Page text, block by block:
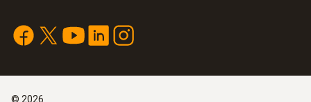
© 2026